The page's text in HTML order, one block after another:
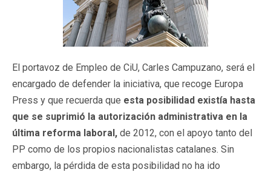
El portavoz de Empleo de CiU, Carles Campuzano, será el
encargado de defender la iniciativa, que recoge Europa
Press y que recuerda que esta posibilidad existía hasta
que se suprimió la autorización administrativa en la
última reforma laboral, de 2012, con el apoyo tanto del
PP como de los propios nacionalistas catalanes. Sin
embargo, la pérdida de esta posibilidad no ha ido